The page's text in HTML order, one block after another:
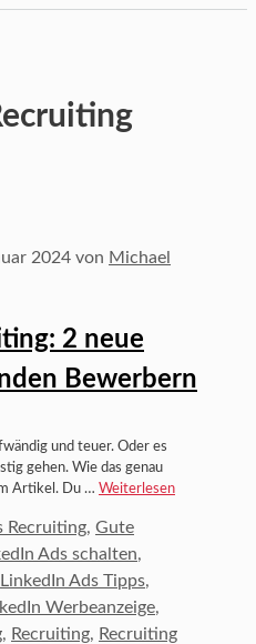
2 neue
Bewerbern
2024 von Michael
und teuer. Oder es
gehen. Wie das genau
Artikel. Du … Weiterlesen
Recruiting, Gute
Ads schalten,
LinkedIn Ads Tipps,
Werbeanzeige,
, Recruiting, Recruiting